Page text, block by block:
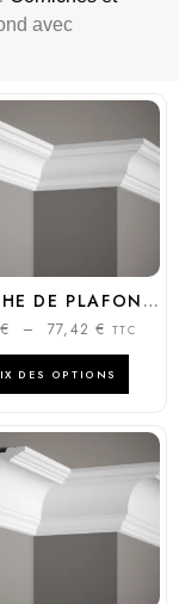
avec
CORNICHE DE PLAFOND MD213 POLYURÉTHANE – ÉCLAIRAGE LED – MARDOM DÉCOR
€ – 77,42€ TTC
DES OPTIONS